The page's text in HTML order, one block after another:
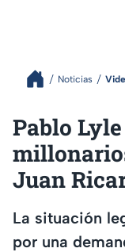
Noticias
Pablo
Juan
La situación
por una